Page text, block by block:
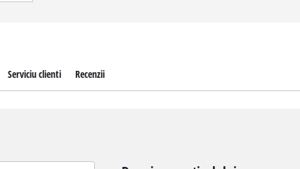
Serviciu clienti Recenzii